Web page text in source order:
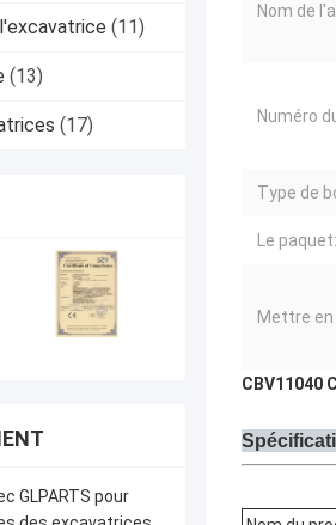
(11)
(13)
(17)
GLPARTS pour
Nom de
Numéro
Type de
Le paquet:
Mettre en
CBV11040